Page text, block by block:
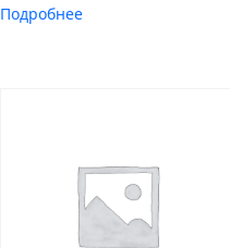
Подробнее